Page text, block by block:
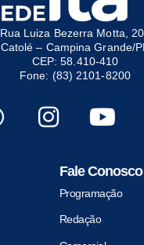
Rua Luiza Bezerra Motta,
Catolé – Campina Grande/
CEP: 58.410-410
Fone: (83) 2101-8200
Fale Conosco
Programação
Redação